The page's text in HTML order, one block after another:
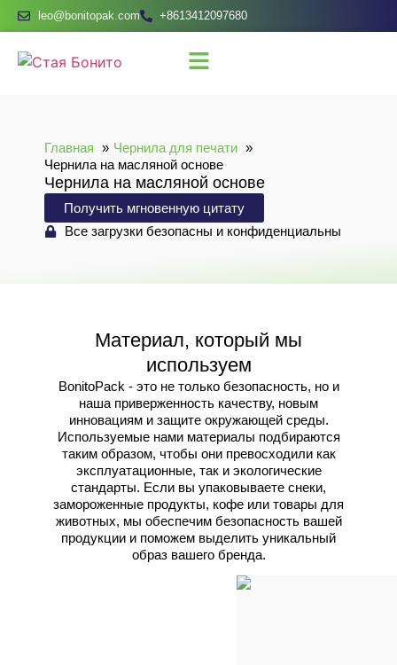
leo@bonitopak.com +8613412097680
Главная
Чернила для печати
Чернила на масляной основе
Чернила на масляной основе
Получить мгновенную цитату
Все загрузки безопасны и конфиденциальны
Материал, который мы
используем
BonitoPack - это не только безопасность, но и
наша приверженность качеству, новым
инновациям и защите окружающей среды.
Используемые нами материалы подбираются
таким образом, чтобы они превосходили как
эксплуатационные, так и экологические
стандарты. Если вы упаковываете снеки,
замороженные продукты, кофе или товары для
животных, мы обеспечим безопасность вашей
продукции и поможем выделить уникальный
образ вашего бренда.